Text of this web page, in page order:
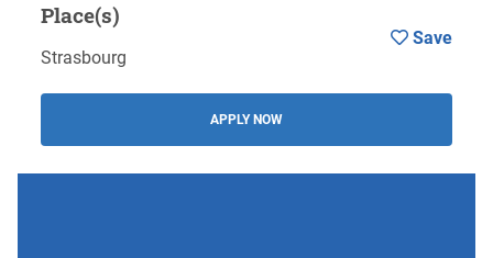
Place(s)
Strasbourg
APPLY NOW
Save